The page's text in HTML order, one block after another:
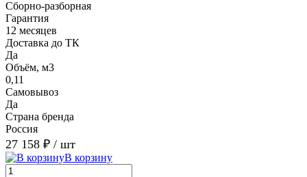
Сборно-разборная
Гарантия
12 месяцев
Доставка до ТК
Да
Объём, м3
0,11
Самовывоз
Да
Страна бренда
Россия
27 158 ₽ / шт
В корзину